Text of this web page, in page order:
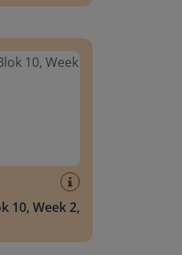
10, Week 2,